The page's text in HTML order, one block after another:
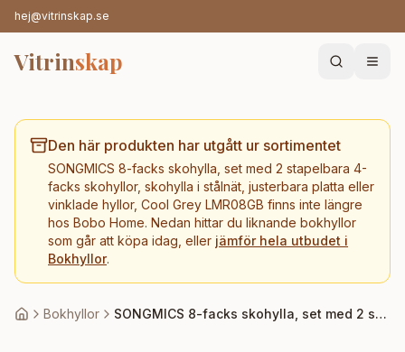
hej@vitrinskap.se
Vitrinskap
Den här produkten har utgått ur sortimentet
SONGMICS 8-facks skohylla, set med 2 stapelbara 4-
facks skohyllor, skohylla i stålnät, justerbara platta eller
vinklade hyllor, Cool Grey LMR08GB finns inte längre
hos Bobo Home. Nedan hittar du liknande bokhyllor
som går att köpa idag, eller jämför hela utbudet i
Bokhyllor.
Bokhyllor SONGMICS 8-facks skohylla, set med 2 stapelbara 4-facks skohyllor, skohylla i stålnät, justerbara platta eller vinklade hyllor, Cool Grey LMR08GB